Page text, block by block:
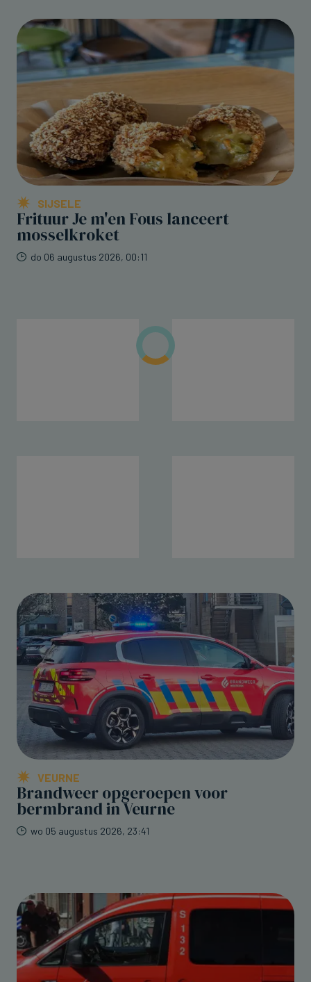
SIJSELE
Frituur Je m'en Fous lanceert
mosselkroket
do 06 augustus 2026, 00:11
VEURNE
Brandweer opgeroepen voor
bermbrand in Veurne
wo 05 augustus 2026, 23:41